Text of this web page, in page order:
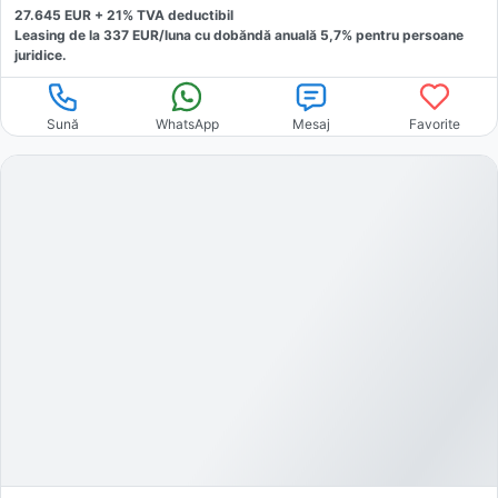
27.645 EUR + 21% TVA deductibil
Leasing de la 337 EUR/luna cu dobăndă anuală 5,7% pentru persoane
juridice.
Sună WhatsApp Mesaj Favorite